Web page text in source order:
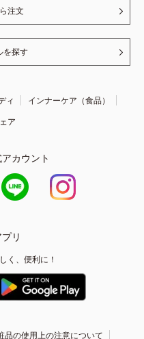
注文
を探す
ィ
インナーケア（食品）
ア
カウント
リ
く、便利に！
品の使用上の注意について